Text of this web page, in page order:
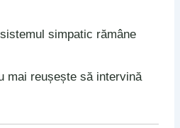
simpatic rămâne
mai reușește să intervină